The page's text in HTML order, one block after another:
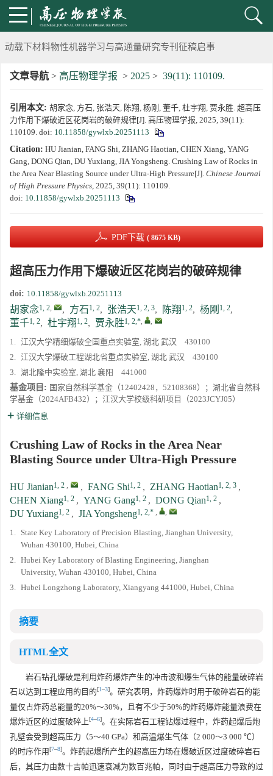
《高压物理学报》将于2025年1月由双月刊变更为月刊
动载下材料物性机器学习与高通量研究专刊征稿启事
《高压物理学报》第二届青年编委会招募启事
《高压物理学报》2023年度优秀审稿人和优秀论文评选结果
第二十一届中国高压科学学术会议第一轮通知
通知
《高压物理学报》第三届青年编委会招募启事
文章导航 > 高压物理学报 > 2025 > 39(11): 110109.
引用本文: 胡家念, 方石, 张浩天, 陈翔, 杨刚, 董千, 杜宇翔, 贾永胜. 超高压
力作用下爆破近区花岗岩的破碎规律[J]. 高压物理学报, 2025, 39(11):
110109. doi: 10.11858/gywlxb.20251113
Citation: HU Jianian, FANG Shi, ZHANG Haotian, CHEN Xiang, YANG
Gang, DONG Qian, DU Yuxiang, JIA Yongsheng. Crushing Law of Rocks in
the Area Near Blasting Source under Ultra-High Pressure[J]. Chinese Journal
of High Pressure Physics, 2025, 39(11): 110109.
doi: 10.11858/gywlxb.20251113
PDF下载 ( 8675 KB)
超高压力作用下爆破近区花岗岩的破碎规律
doi: 10.11858/gywlxb.20251113
胡家念1, 2, , 方石1, 2, 张浩天1, 2, 3, 陈翔 1, 2, 杨刚 1, 2,
董千1, 2, 杜宇翔 1, 2, 贾永胜1, 2,*, ,
1. 江汉大学精细爆破全国重点实验室, 湖北 武汉 430100
2. 江汉大学爆破工程湖北省重点实验室, 湖北 武汉 430100
3. 湖北隆中实验室, 湖北 襄阳 441000
基金项目: 国家自然科学基金（12402428，52108368）；湖北省自然科
学基金（2024AFB432）；江汉大学校级科研项目（2023JCYJ05）
详细信息
Crushing Law of Rocks in the Area Near
Blasting Source under Ultra-High Pressure
HU Jianian1, 2 , , FANG Shi1, 2 , ZHANG Haotian1, 2, 3 ,
CHEN Xiang1, 2 , YANG Gang1, 2 , DONG Qian1, 2 ,
DU Yuxiang1, 2 , JIA Yongsheng1, 2,* , ,
1. State Key Laboratory of Precision Blasting, Jianghan University,
Wuhan 430100, Hubei, China
2. Hubei Key Laboratory of Blasting Engineering, Jianghan
University, Wuhan 430100, Hubei, China
3. Hubei Longzhong Laboratory, Xiangyang 441000, Hubei, China
摘要
HTML全文
岩石钻孔爆破是利用炸药爆炸产生的冲击波和爆生气体的能量破碎岩
石以达到工程应用的目的[1–3]。研究表明，炸药爆炸时用于破碎岩石的能
量仅占炸药总能量的20%～30%，且有不少于50%的炸药爆炸能量浪费在
爆炸近区的过度破碎上[4–6]。在实际岩石工程钻爆过程中，炸药起爆后炮
孔壁会受到超高压力（5～40 GPa）和高温爆生气体（2 000～3 000 ℃）
的时序作用[7–8]。炸药起爆所产生的超高压力场在爆破近区过度破碎岩石
后，其压力由数十吉帕迅速衰减为数百兆帕，同时由于超高压力导致的过